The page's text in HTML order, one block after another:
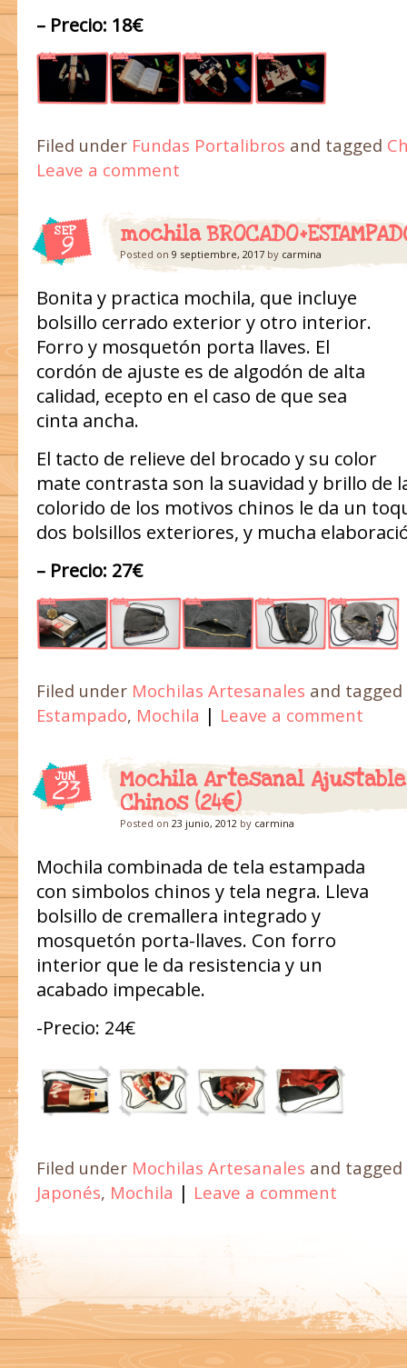
– Precio: 18€
Filed under Fundas Portalibros and tagged
Leave a comment
SEP
9 mochila
Posted on 9 septiembre, 2017 by carmina
Bonita y practica mochila, que incluye
bolsillo cerrado exterior y otro interior.
Forro y mosquetón porta llaves. El
cordón de ajuste es de algodón de alta
calidad, ecepto en el caso de que sea
cinta ancha.
El tacto de relieve del brocado y su color
mate contrasta son la suavidad y brillo de
colorido de los motivos chinos le da un
dos bolsillos exteriores, y mucha
– Precio: 27€
Filed under Mochilas Artesanales and tagged
Estampado, Mochila | Leave a comment
JUN
23
Mochila Artesanal
Chinos (24€)
Posted on 23 junio, 2012 by carmina
Mochila combinada de tela estampada
con simbolos chinos y tela negra. Lleva
bolsillo de cremallera integrado y
mosquetón porta-llaves. Con forro
interior que le da resistencia y un
acabado impecable.
-Precio: 24€
Filed under Mochilas Artesanales and tagged
Japonés, Mochila | Leave a comment